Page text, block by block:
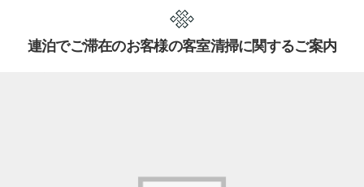
連泊でご滞在のお客様の客室清掃に関するご案内